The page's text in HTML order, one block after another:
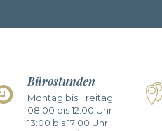
Bürostunden
Montag bis Freitag
08:00 bis 12:00 Uhr
13:00 bis 17:00 Uhr